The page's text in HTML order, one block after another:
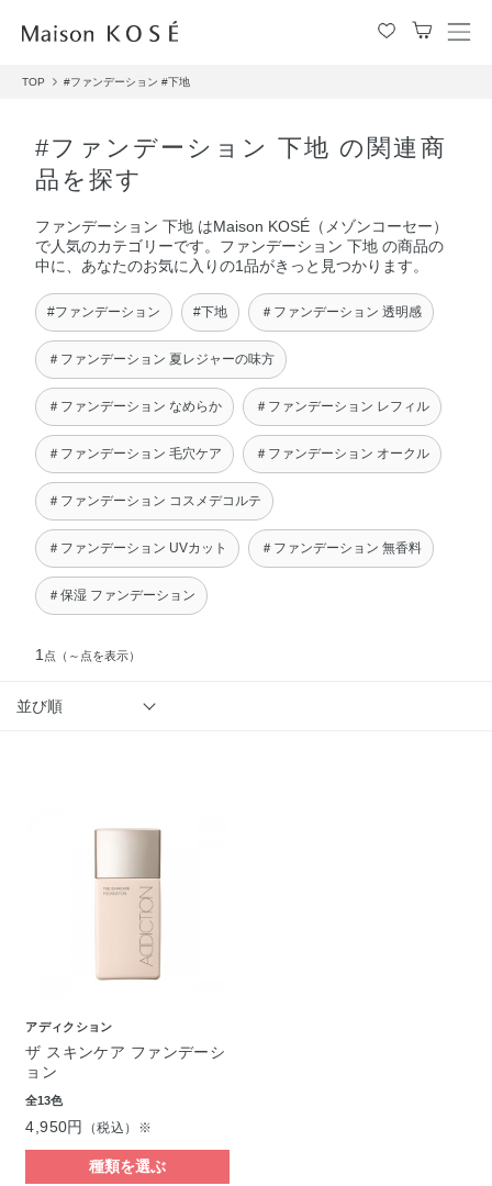
メ
TOP #ファンデーション #下地
#ファンデーション 下地 の関連商
品を探す
ファンデーション 下地 はMaison KOSÉ（メゾンコーセー）
で人気のカテゴリーです。ファンデーション 下地 の商品の
中に、あなたのお気に入りの1品がきっと見つかります。
#ファンデーション #下地 ＃ファンデーション 透明感
＃ファンデーション 夏レジャーの味方
＃ファンデーション なめらか ＃ファンデーション レフィル
＃ファンデーション 毛穴ケア ＃ファンデーション オークル
＃ファンデーション コスメデコルテ
＃ファンデーション UVカット ＃ファンデーション 無香料
＃保湿 ファンデーション
1 点 （～点を表示）
並び順
アディクション
ザ スキンケア ファンデーシ
ョン
全13色
4,950円 （税込）※
種類を選ぶ